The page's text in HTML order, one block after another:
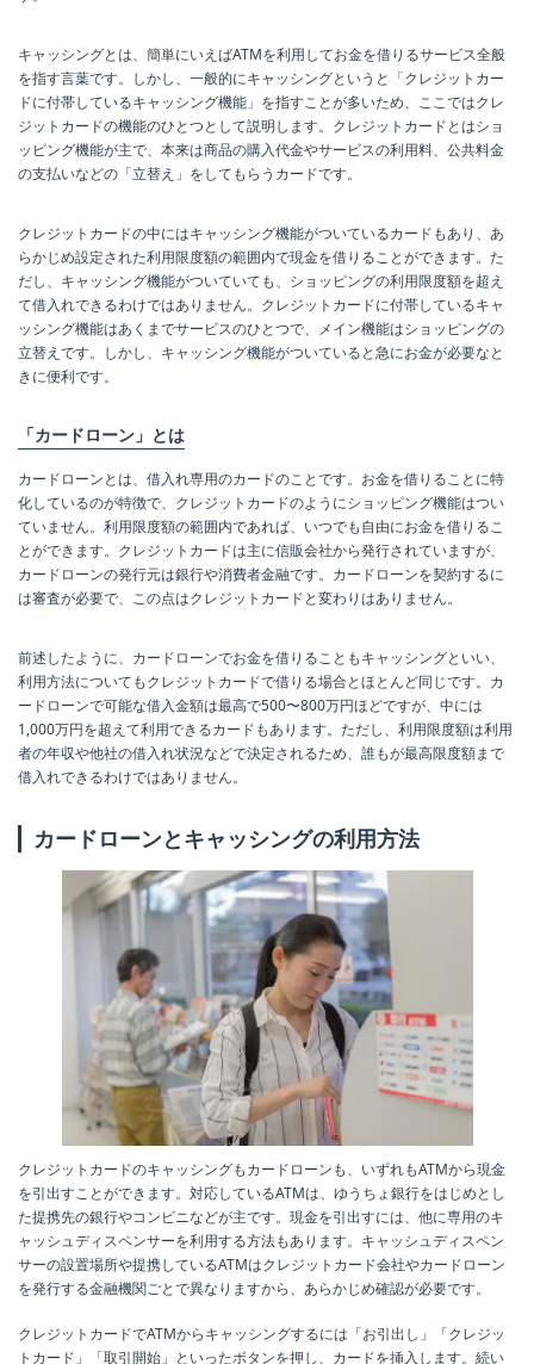
キャッシングとは、簡単にいえばATMを利用してお金を借りるサービス全般
を指す言葉です。しかし、一般的にキャッシングというと「クレジットカー
ドに付帯しているキャッシング機能」を指すことが多いため、ここではクレ
ジットカードの機能のひとつとして説明します。クレジットカードとはショ
ッピング機能が主で、本来は商品の購入代金やサービスの利用料、公共料金
の支払いなどの「立替え」をしてもらうカードです。
クレジットカードの中にはキャッシング機能がついているカードもあり、あ
らかじめ設定された利用限度額の範囲内で現金を借りることができます。た
だし、キャッシング機能がついていても、ショッピングの利用限度額を超え
て借入れできるわけではありません。クレジットカードに付帯しているキャ
ッシング機能はあくまでサービスのひとつで、メイン機能はショッピングの
立替えです。しかし、キャッシング機能がついていると急にお金が必要なと
きに便利です。
「カードローン」とは
カードローンとは、借入れ専用のカードのことです。お金を借りることに特
化しているのが特徴で、クレジットカードのようにショッピング機能はつい
ていません。利用限度額の範囲内であれば、いつでも自由にお金を借りるこ
とができます。クレジットカードは主に信販会社から発行されていますが、
カードローンの発行元は銀行や消費者金融です。カードローンを契約するに
は審査が必要で、この点はクレジットカードと変わりはありません。
前述したように、カードローンでお金を借りることもキャッシングといい、
利用方法についてもクレジットカードで借りる場合とほとんど同じです。カ
ードローンで可能な借入金額は最高で500〜800万円ほどですが、中には
1,000万円を超えて利用できるカードもあります。ただし、利用限度額は利用
者の年収や他社の借入れ状況などで決定されるため、誰もが最高限度額まで
借入れできるわけではありません。
カードローンとキャッシングの利用方法
クレジットカードのキャッシングもカードローンも、いずれもATMから現金
を引出すことができます。対応しているATMは、ゆうちょ銀行をはじめとし
た提携先の銀行やコンビニなどが主です。現金を引出すには、他に専用のキ
ャッシュディスペンサーを利用する方法もあります。キャッシュディスペン
サーの設置場所や提携しているATMはクレジットカード会社やカードローン
を発行する金融機関ごとで異なりますから、あらかじめ確認が必要です。
クレジットカードでATMからキャッシングするには「お引出し」「クレジッ
トカード」「取引開始」といったボタンを押し、カードを挿入します。続い